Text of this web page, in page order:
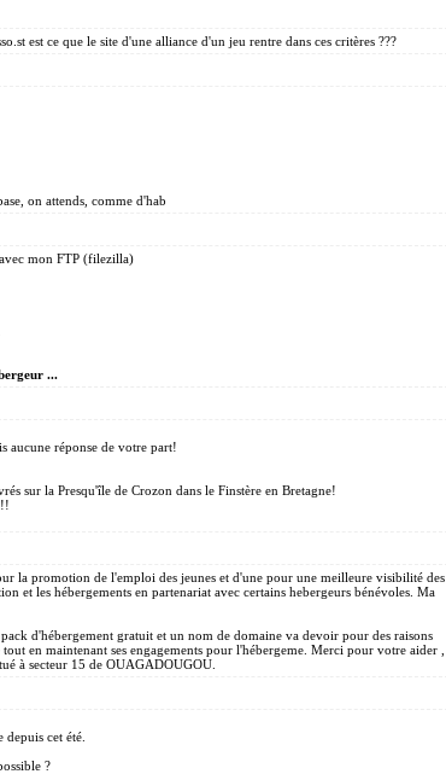
est ce que le site d'une alliance d'un jeu rentre dans ces critères ???
on attends, comme d'hab
mon FTP (filezilla)
...
aucune réponse de votre part!
sur la Presqu'île de Crozon dans le Finstère en Bretagne!
la promotion de l'emploi des jeunes et d'une pour une meilleure visibilité des
et les hébergements en partenariat avec certains hebergeurs bénévoles. Ma
d'hébergement gratuit et un nom de domaine va devoir pour des raisons
en maintenant ses engagements pour l'hébergeme. Merci pour votre aider ,
à secteur 15 de OUAGADOUGOU.
cet été.
?